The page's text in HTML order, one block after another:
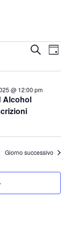
Eventi
e
viste
Cerca
Alcohol
@ 12:00 pm
Giorno successivo